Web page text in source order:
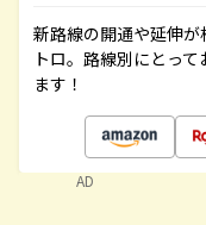
新路線の開通や延伸
トロ。路線別にとっ
ます！
AD